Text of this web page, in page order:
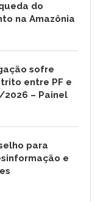
do
na Amazônia
sofre
entre PF e
– Painel
para
e